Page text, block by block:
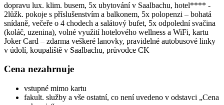
dopravu lux. klim. busem, 5x ubytování v Saalbachu, hotel**** -
2lůžk. pokoje s příslušenstvím a balkonem, 5x polopenzi – bohatá
snídaně, večeře o 4 chodech a salátový bufet, 5x odpolední svačina
(koláč, uzenina), volné využití hotelového wellness a WiFi, kartu
Joker Card – zdarma veškeré lanovky, pravidelné autobusové linky
v údolí, koupaliště v Saalbachu, průvodce CK
Cena nezahrnuje
vstupné mimo kartu
fakult. služby a vše ostatní, co není uvedeno v odstavci „Cena